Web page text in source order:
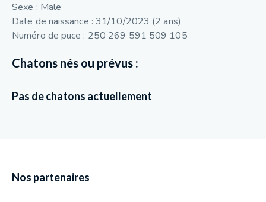
Sexe : Male
Date de naissance : 31/10/2023 (2 ans)
Numéro de puce : 250 269 591 509 105
Chatons nés ou prévus :
Pas de chatons actuellement
Nos partenaires